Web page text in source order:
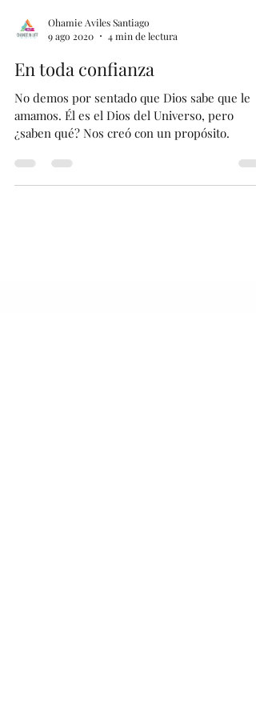
Ohamie Aviles Santiago
9 ago 2020
4 min de lectura
En toda confianza
No demos por sentado que Dios sabe que le
amamos. Él es el Dios del Universo, pero